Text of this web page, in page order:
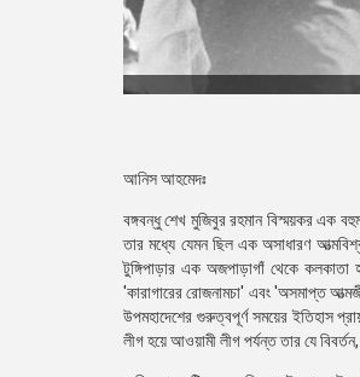
আনিস আহমেদঃ
বঙ্গবন্ধু শেখ মুজিবুর রহমান বিস্ময়কর এক
তার মধ্যে যেমন ছিল এক অসাধারণ
টুঙ্গিপাড়ার এক অজপাড়াগাঁ থেকে কলকাতা
'কারাগারের রোজনামচা' এবং 'অসমাপ্ত
উপমহাদেশের গুরুত্বপূর্ণ সময়ের ইতিহাস
লীগ হয়ে আওয়ামী লীগ পর্যন্ত তার যে